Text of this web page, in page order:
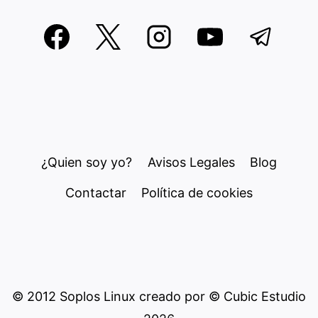
¿Quien soy yo? Avisos Legales Blog
Contactar Política de cookies
© 2012 Soplos Linux creado por © Cubic Estudio